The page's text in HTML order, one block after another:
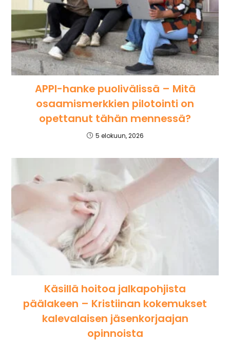
APPI-hanke puolivälissä – Mitä
osaamismerkkien pilotointi on
opettanut tähän mennessä?
5 elokuun, 2026
Käsillä hoitoa jalkapohjista
päälakeen – Kristiinan kokemukset
kalevalaisen jäsenkorjaajan
opinnoista